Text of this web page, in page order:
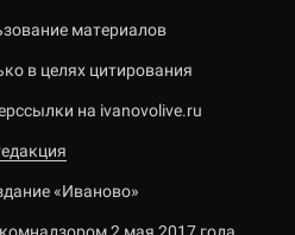
материалов
в целях цитирования
на ivanovolive.ru
«Иваново»